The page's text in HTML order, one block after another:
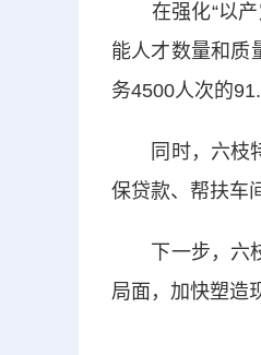
在强化“以产
能人才数量和质
务4500人次的
同时，六枝特
保贷款、帮扶车
下一步，六枝
局面，加快塑造